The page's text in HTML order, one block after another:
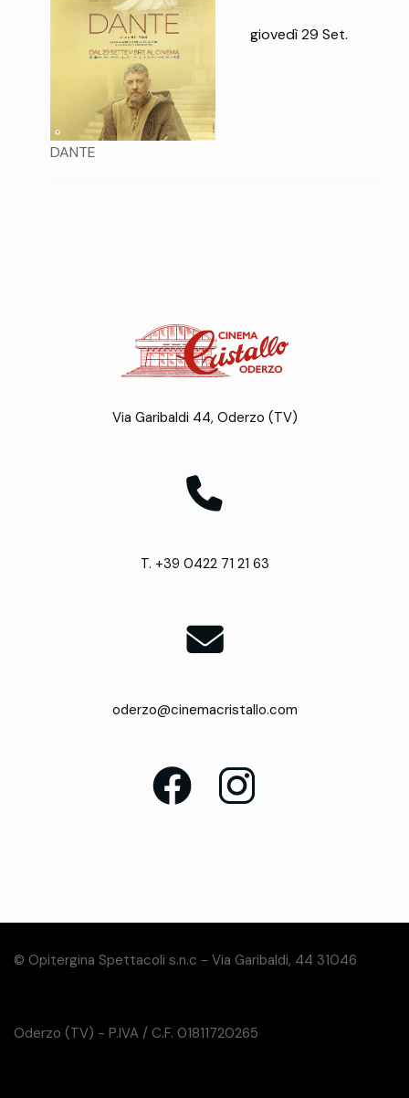
DANTE
giovedì 29 Set.
Via Garibaldi 44, Oderzo (TV)
T. +39 0422 71 21 63
oderzo@cinemacristallo.com
© Opitergina Spettacoli s.n.c - Via Garibaldi, 44 31046
Oderzo (TV) - P.IVA / C.F. 01811720265